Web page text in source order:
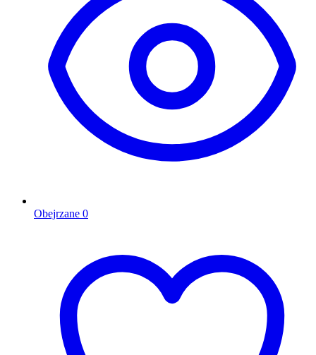
Obejrzane 0